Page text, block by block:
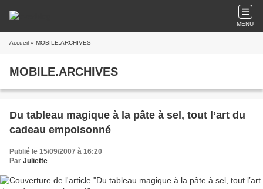
MENU
Accueil » MOBILE.ARCHIVES
MOBILE.ARCHIVES
Du tableau magique à la pâte à sel, tout l’art du
cadeau empoisonné
Publié le 15/09/2007 à 16:20
Par Juliette